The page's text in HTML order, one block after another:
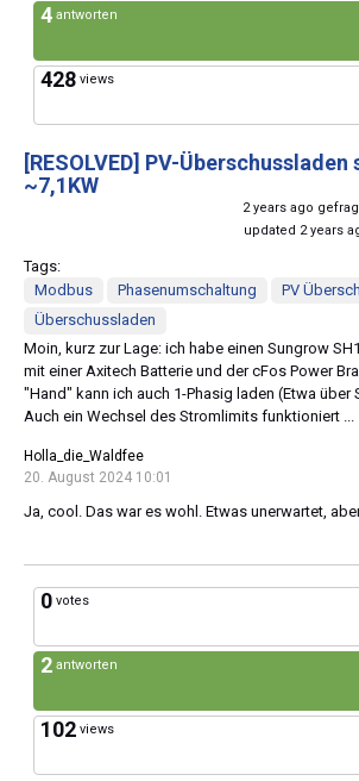
4 antworten
428 views
[RESOLVED] PV-
~7,1KW
2 years ago
updated 2 years
Tags:
Modbus
Phasenumschaltung
PV
Überschussladen
Moin, kurz zur Lage: ich habe einen Sungrow
mit einer Axitech Batterie und der cFos Power
"Hand" kann ich auch 1-Phasig laden (Etwa über
Auch ein Wechsel des Stromlimits funktioniert ...
Holla_die_Waldfee
20. August 2024 10:01
Ja, cool. Das war es wohl. Etwas unerwartet,
0 votes
2 antworten
102 views